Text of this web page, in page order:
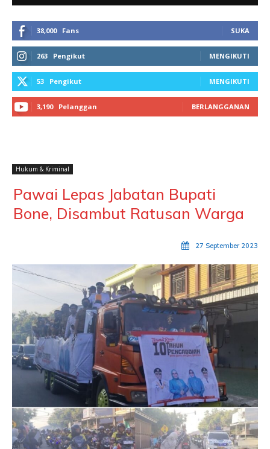
38,000 Fans SUKA
263 Pengikut MENGIKUTI
53 Pengikut MENGIKUTI
3,190 Pelanggan BERLANGGANAN